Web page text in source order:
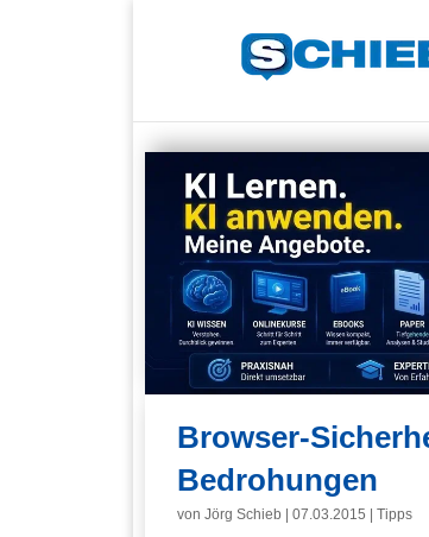
Browser-
Bedrohungen
von Jörg Schieb 07.03.2015 Tipps